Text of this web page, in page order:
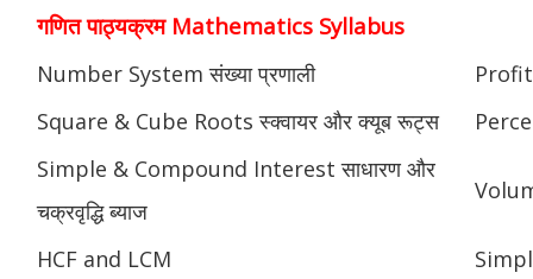
गणित पाठ्यक्रम Mathematics Syllabus
Number System संख्या प्रणाली
Profit
Square & Cube Roots स्क्वायर और क्यूब रूट्स
Simple & Compound Interest साधारण और
चक्रवृद्धि ब्याज
HCF and LCM